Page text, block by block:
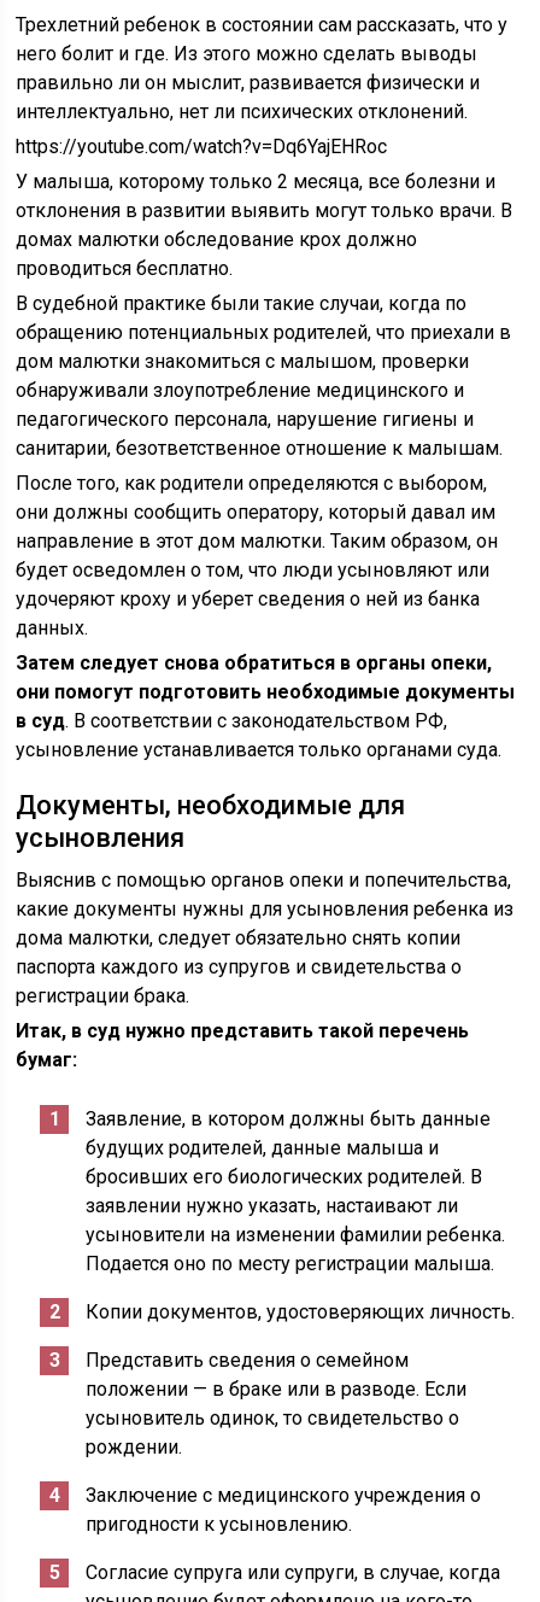
Трехлетний ребенок в состоянии сам рассказать, что у
него болит и где. Из этого можно сделать выводы
правильно ли он мыслит, развивается физически и
интеллектуально, нет ли психических отклонений.
https://youtube.com/watch?v=Dq6YajEHRoc
У малыша, которому только 2 месяца, все болезни и
отклонения в развитии выявить могут только врачи. В
домах малютки обследование крох должно
проводиться бесплатно.
В судебной практике были такие случаи, когда по
обращению потенциальных родителей, что приехали в
дом малютки знакомиться с малышом, проверки
обнаруживали злоупотребление медицинского и
педагогического персонала, нарушение гигиены и
санитарии, безответственное отношение к малышам.
После того, как родители определяются с выбором,
они должны сообщить оператору, который давал им
направление в этот дом малютки. Таким образом, он
будет осведомлен о том, что люди усыновляют или
удочеряют кроху и уберет сведения о ней из банка
данных.
Затем следует снова обратиться в органы опеки,
они помогут подготовить необходимые документы
в суд. В соответствии с законодательством РФ,
усыновление устанавливается только органами суда.
Документы, необходимые для
усыновления
Выяснив с помощью органов опеки и попечительства,
какие документы нужны для усыновления ребенка из
дома малютки, следует обязательно снять копии
паспорта каждого из супругов и свидетельства о
регистрации брака.
Итак, в суд нужно представить такой перечень
бумаг:
Заявление, в котором должны быть данные
будущих родителей, данные малыша и
бросивших его биологических родителей. В
заявлении нужно указать, настаивают ли
усыновители на изменении фамилии ребенка.
Подается оно по месту регистрации малыша.
Копии документов, удостоверяющих личность.
Представить сведения о семейном
положении — в браке или в разводе. Если
усыновитель одинок, то свидетельство о
рождении.
Заключение с медицинского учреждения о
пригодности к усыновлению.
Согласие супруга или супруги, в случае, когда